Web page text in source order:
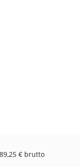
€ brutto